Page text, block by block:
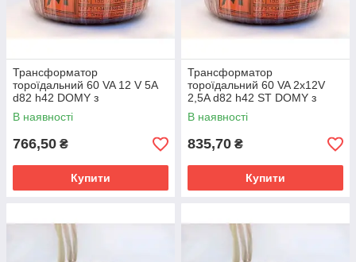
Трансформатор
тороїдальний 60 VA 12 V 5A
d82 h42 DOMY з
одноразовим
термозапобіжником
В наявності
766,50 ₴
Купити
Трансформатор
тороїдальний 60 VA 2x12V
2,5A d82 h42 ST DOMY з
одноразовим
термозапобіжником
В наявності
835,70 ₴
Купити